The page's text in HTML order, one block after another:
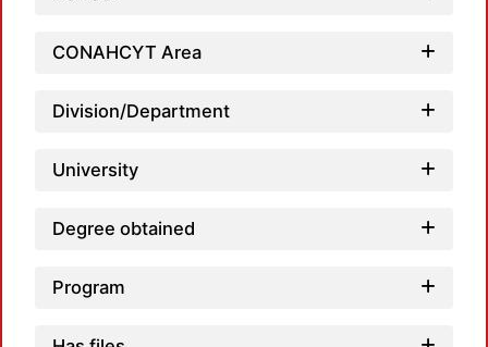
CONAHCYT Area
Division/Department
University
Degree obtained
Program